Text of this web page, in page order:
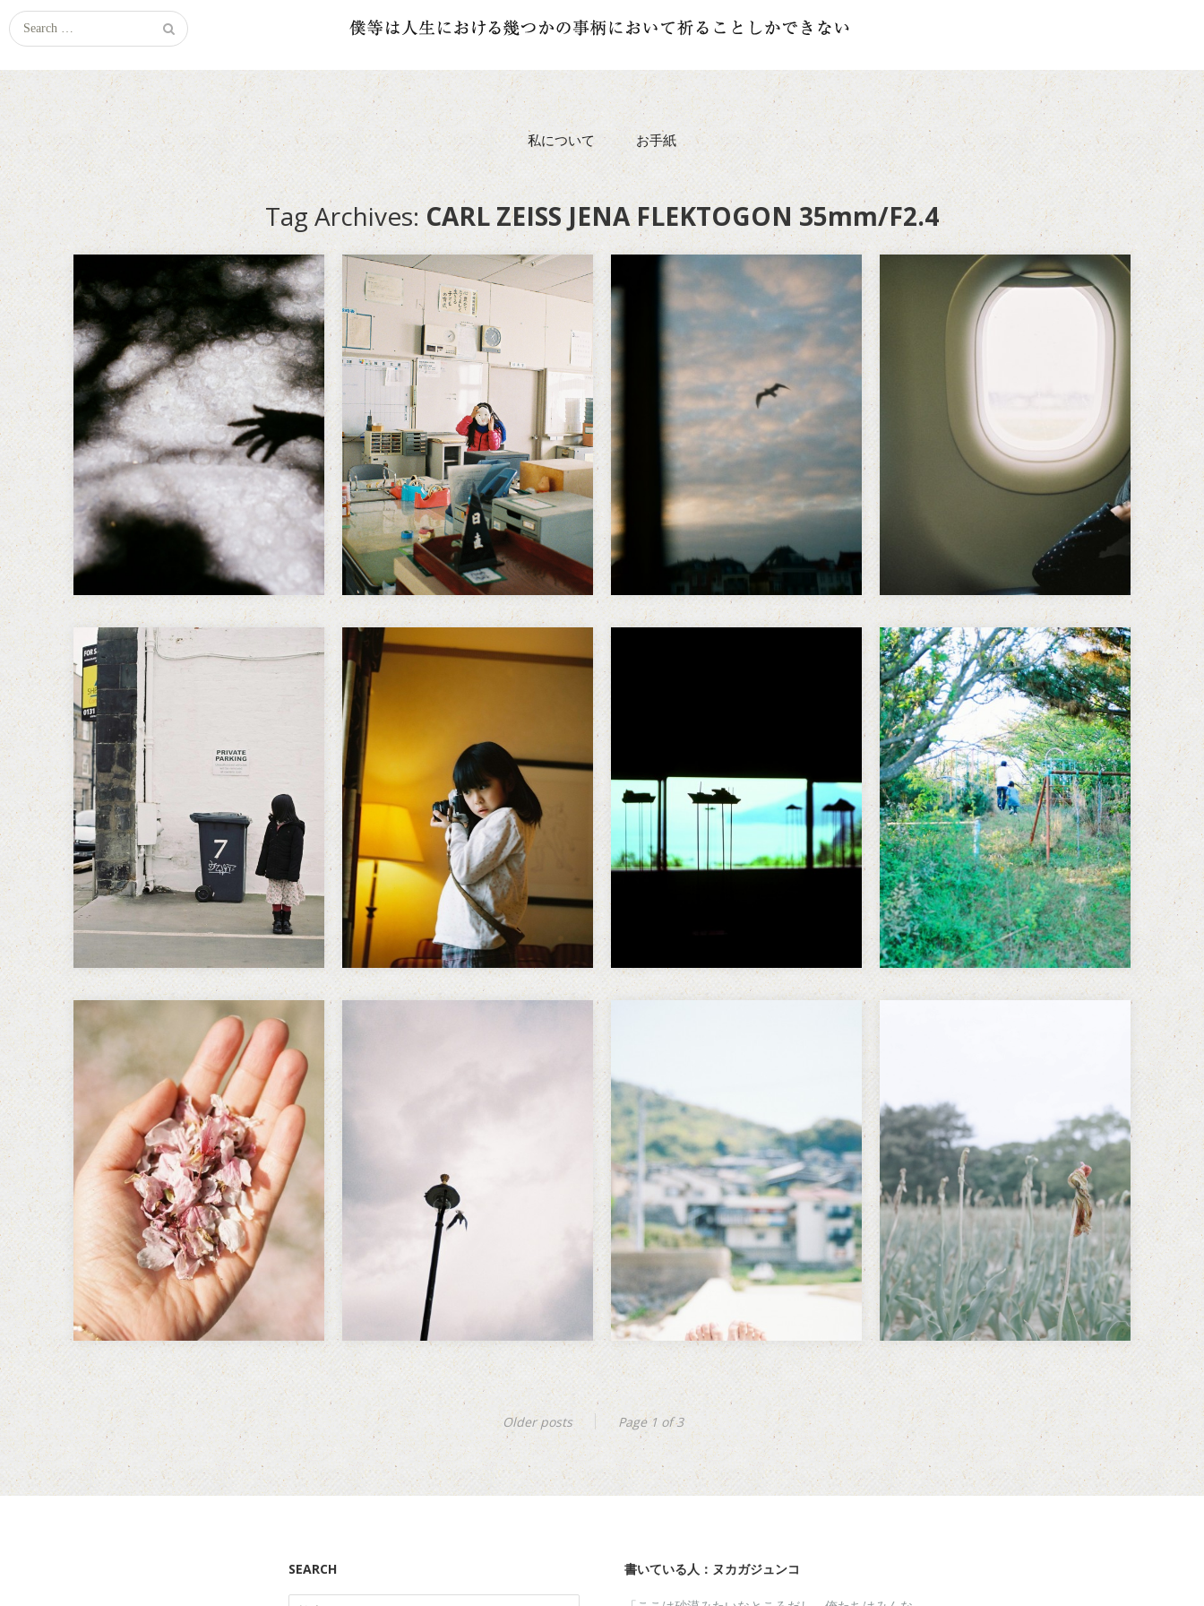
Search
for:
私について お手紙
Tag Archives:CARL ZEISS JENA FLEKTOGON 35mm/F2.4
練習
最近は歳のおかげかそう見られ
ることも少なくなってきた気が
するけど、私はとても衝動的な
人間で。反射で動いたり言葉を
発したりすることを、できるだ
け戒めていたのだけど、それは
それで今度はどのタイミングで
何を…
大人になれば
自分の中の「大人になる」っ
て、子供を産むでも仕事をする
でもなくて、「車を運転する」
だったように思う。 自分の車を
持って運転をする。 昔の話。 私
の父親は設計士で自分の事務所
を持って仕事をしていた。 朝…
サヴォタージュ
思い入れの強いものにほど、思
い切りが悪くなる。 遠くに見え
る祈りみたいなものに縛られす
ぎていた。 海の色をした空。あ
りあまる情熱。…
2012年イギリスへの旅
record3 -Trip to the
—-2012年3月4日 3日目。 In
London on March 4 2012. イギ
リス3日目はロンドンへ移動。そ
してここからはおまけ。 ハリー
ポッターの駅（King’s Cros…
2012年イギリスへの旅
record2 -Trip to the
United Kingdom-
—-2012年3月3日 エディンバラ
2日目。 In Edinburgh on March
3 2012. この日は朝から写真の展
示が行われているエディンバラ
市立ストックブリッジ図書館へ
向かう。 歩く。…
2012年3月、イギリス在住の版画
家山下英子さんの注力にて、エ
ディンバラ市立ストックブリッ
ジ図書館で『-eyes from
Fukushima- 福島の眼１-ヌカガ
ジュンコ展』と題して、写真の
個展をさ…
のを零さないようにしなくっち
ゃ。 髪を切るタイミングすら見
失って。 this is a sound of
summerend the summ…
繋
「あなたの生き方はそれで良い
のか？」と、ずっと今年に入っ
てから問われ続けているような
気がする。生き方。仕事のやり
方。人との関係の作り方。オー
ルOKなんて言えるわけも無く力
不足を痛感することも多い。へ
こ…
獣の本能
広げよう潜ろう繋がりたいと望
んでいる一方で、苦しいのが厭
で怖がって引き剥がそうとして
しまう。 苦いとか酸っぱい食べ
ものを子どもが嫌がるのは、獣
の本能だと聞いたことがある。
毒を食べないように。 もっと…
た。 飛び降りるみたいに。 少し
前に「ある光」と名づけられた
写真展を東京まで観に行った。
写真を撮るということは、否…
…
選ばれたもの、と。 選ばれなか
ったものたち。 そこにどんな差
異があるというのだろう。 わず
かな、でも明確な線。 その線を
もっともっとはっきりさせなけ
ればいけない。…
Older posts Page 1 of 3
SEARCH 書いている人：ヌカガジュンコ